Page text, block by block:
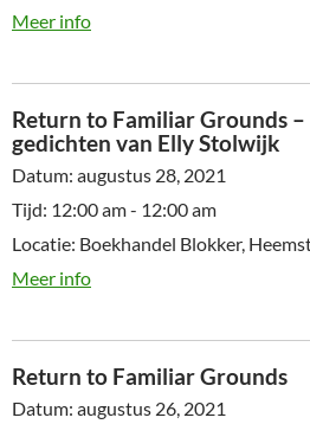
Meer info
Return to Familiar Grounds
gedichten van Elly Stolwijk
Datum: augustus 28, 2021
Tijd: 12:00 am - 12:00 am
Locatie: Boekhandel Blokker,
Meer info
Return to Familiar Grounds
Datum: augustus 26, 2021